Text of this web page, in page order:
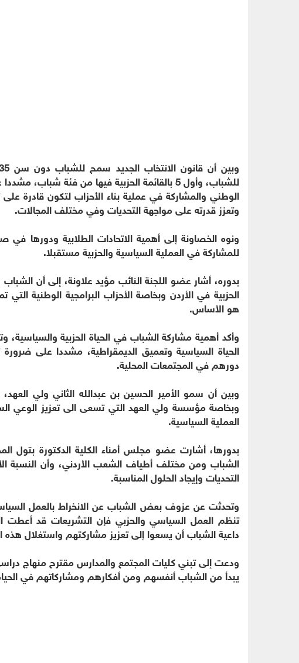
للشباب، وأول 5 بالقائمة الحزبية فيها من فئة
الوطني والمشاركة في عملية بناء الأحزاب لتكون قادرة
وتعزز قدرته على مواجهة التحديات وفي مختلف المجالات.
ونوه الخصاونة إلى أهمية الاتحادات الطلابية ودورها
للمشاركة في العملية السياسية والحزبية مستقبلا.
بدوره، أشار عضو اللجنة النائب مؤيد علاونة، إلى أن
الحزبية في الأردن وبخاصة الأحزاب البرامجية الوطنية
هو الأساس.
وأكد أهمية مشاركة الشباب في الحياة الحزبية
الحياة السياسية وتعميق الديمقراطية، مشددا على ضرورة
دورهم في المجتمعات المحلية.
وبين أن سمو الأمير الحسين بن عبدالله الثاني ولي
وبخاصة مؤسسة ولي العهد التي تسعى الى تعزيز الوعي
العملية السياسية.
بدورها، أشارت عضو مجلس أمناء الكلية الدكتورة بتول
الشباب ومن مختلف أطياف الشعب الأردني، وأن النسبة
التحديات وإيجاد الحلول المناسبة.
وتحدثت عن عزوف بعض الشباب عن الانخراط بالعمل
تنظم العمل السياسي والحزبي فإن التشريعات قد أعطت
داعية الشباب أن يسعوا إلى تعزيز مشاركتهم واستغلال
ودعت إلى تبني كليات المجتمع والمدارس مقترح منهاج دراسي
يبدأ من الشباب أنفسهم ومن أفكارهم ومشاركاتهم في